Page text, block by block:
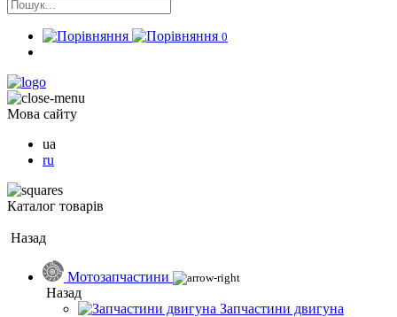
0
Мова сайту
ua
ru
Каталог товарів
Назад
Мотозапчастини
Назад
Запчастини двигуна